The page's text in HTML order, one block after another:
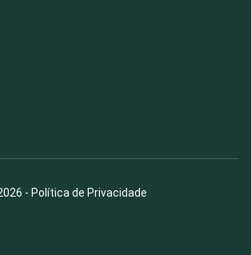
- Política de Privacidade